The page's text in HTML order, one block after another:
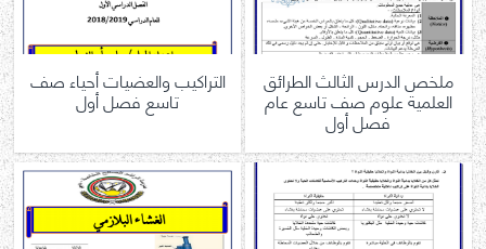
ملخص الدرس الثالث الطرائق
العلمية علوم صف تاسع عام
فصل أول
التراكيب والعضيات أحياء صف
تاسع فصل أول